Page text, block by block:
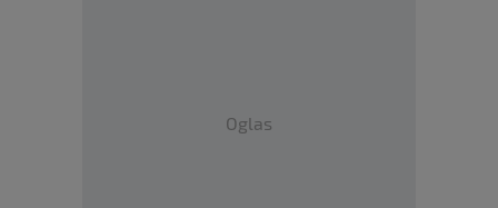
Oglas